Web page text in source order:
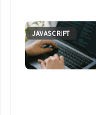
JAVASCRIPT